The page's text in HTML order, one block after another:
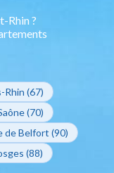
Rhin ?
Rhin (67)
(70)
de Belfort (90)
(88)